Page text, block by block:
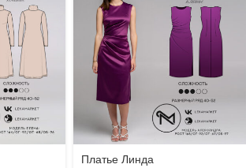
Платье Линда